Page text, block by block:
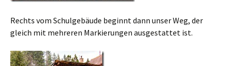
Rechts vom Schulgebäude beginnt dann unser Weg, der
gleich mit mehreren Markierungen ausgestattet ist.